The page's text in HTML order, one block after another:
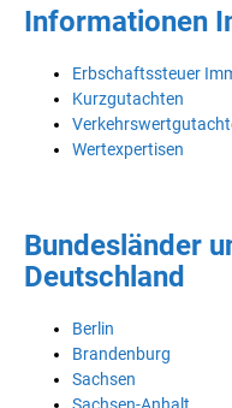
Informationen
Erbschaftssteuer
Kurzgutachten
Wertexpertisen
Bundesländer
Deutschland
Berlin
Brandenburg
Sachsen